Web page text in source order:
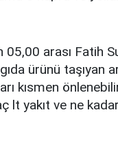
05,00 arası Fatih
ürünü taşıyan
kısmen
lt yakıt ve ne